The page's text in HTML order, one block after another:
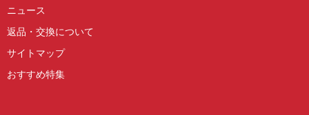
ニュース
返品・交換について
サイトマップ
おすすめ特集